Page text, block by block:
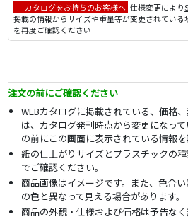
カタログをお持ちのお客様へ 仕様変更により
掲載の情報からサイズや重量等が変更されてい
を再度ご確認ください
注文の前にご確認ください
WEBカタログに掲載されている、価格
は、カタログ発刊時点から変更になっ
の前にこの画面に表示されている情報を
紙の仕上がりサイズとプラスチックの
でご確認ください。
商品画像はイメージです。また、色合
の色と異なって見える場合があります。
商品の外観・仕様および価格は予告なく